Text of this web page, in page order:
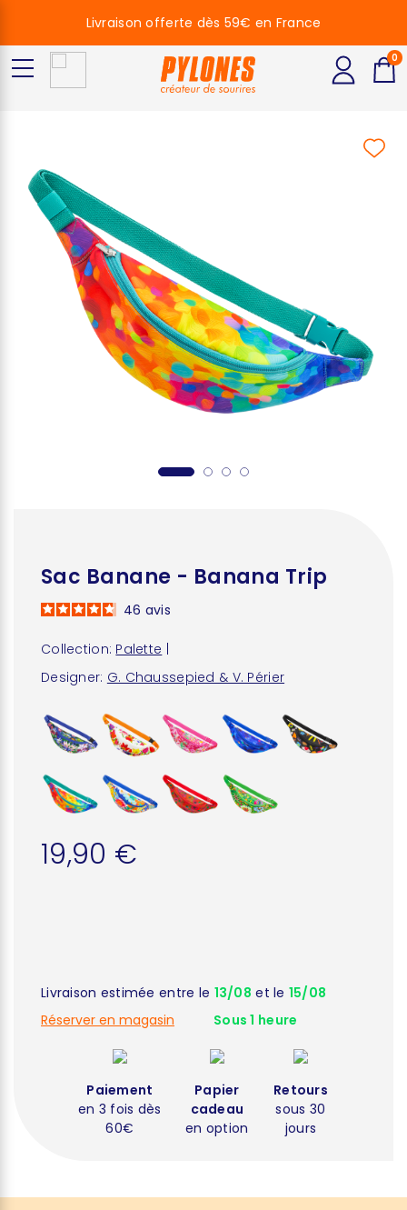
Sac Banane - Banana Trip
Collection: Palette
Designer: G. Chaussepied & V. Périer
46 avis
19,90 €
Livraison estimée entre le 13/08 et le 15/08
Réserver en magasin
Sous 1 heure
Paiement
en 3 fois dès
60€
Papier
cadeau
en option
Retours
sous 30
jours
Livraison offerte dès 59€ en France
0